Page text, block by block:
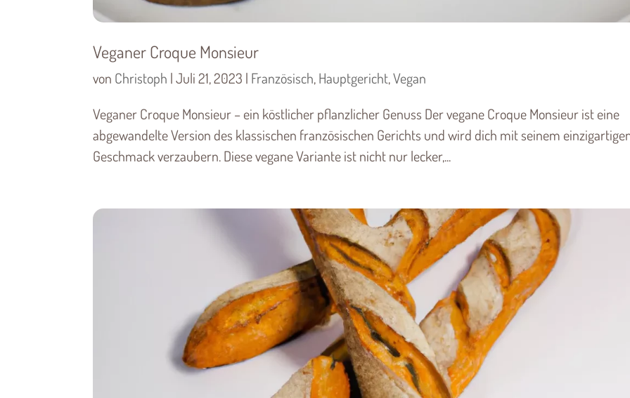
Veganer Croque Monsieur
von Christoph |Juli 21, 2023 | Französisch,Hauptgericht,Vegan
Veganer Croque Monsieur – ein köstlicher pflanzlicher Genuss Der vegane Croque Monsieur ist eine
abgewandelte Version des klassischen französischen Gerichts und wird dich mit seinem
Geschmack verzaubern. Diese vegane Variante ist nicht nur lecker,...